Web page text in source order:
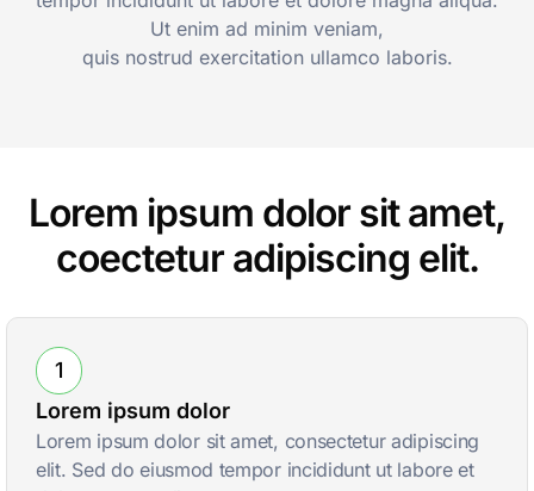
Ut enim ad minim veniam,
quis nostrud exercitation ullamco laboris.
Lorem ipsum dolor sit amet,
coectetur adipiscing elit.
1
Lorem ipsum dolor
Lorem ipsum dolor sit amet, consectetur adipiscing
elit. Sed do eiusmod tempor incididunt ut labore et